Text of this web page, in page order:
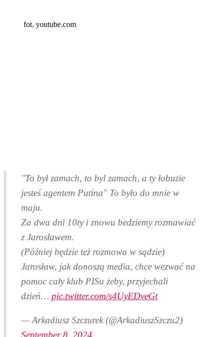
fot. youtube.com
"To był zamach, to byl zamach, a ty łobuzie
jesteś agentem Putina" To było do mnie w
maju.
Za dwa dni 10ty i znowu bedziemy rozmawiać
z Jarosławem.
(Później będzie też rozmowa w sądzie)
Jarosław, jak donoszą media, chce wezwać na
pomoc cały klub PISu żeby, przyjechali
dzień… pic.twitter.com/s4UyEDveGt
— Arkadiusz Szczurek (@ArkadiuszSzczu2)
September 8, 2024